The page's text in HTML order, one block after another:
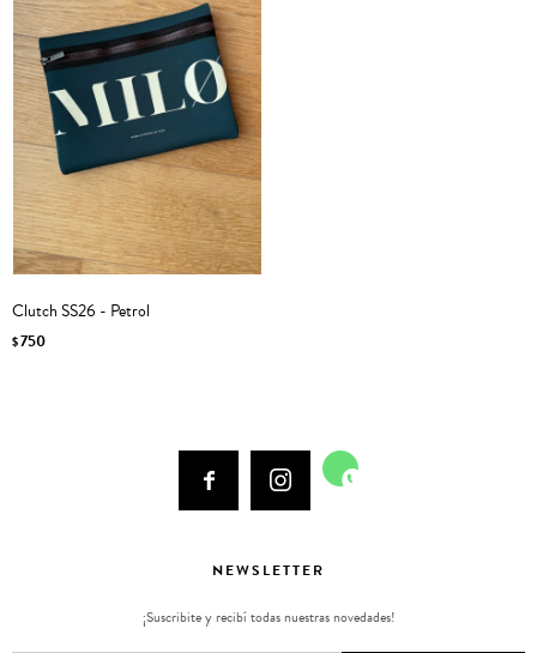
Clutch SS26 - Petrol
$750
  
NEWSLETTER
¡Suscribite y recibí todas nuestras novedades!